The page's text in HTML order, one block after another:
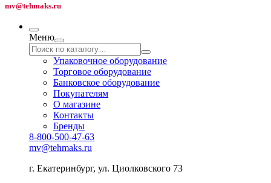
mv@tehmaks.ru
Меню
Упаковочное оборудование
Торговое оборудование
Банковское оборудование
Покупателям
О магазине
Контакты
Бренды
8-800-500-47-63
mv@tehmaks.ru
г. Екатеринбург, ул. Циолковского 73